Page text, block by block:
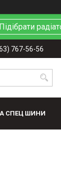
Підібрати
767-56-56
СПЕЦ ШИНИ